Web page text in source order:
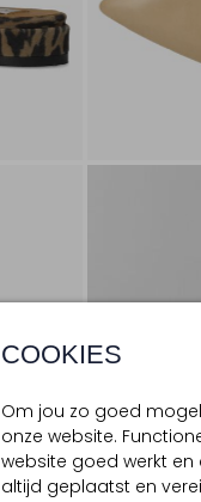
COOKIES
Om jou zo goed
onze website.
website goed werkt
altijd geplaatst en